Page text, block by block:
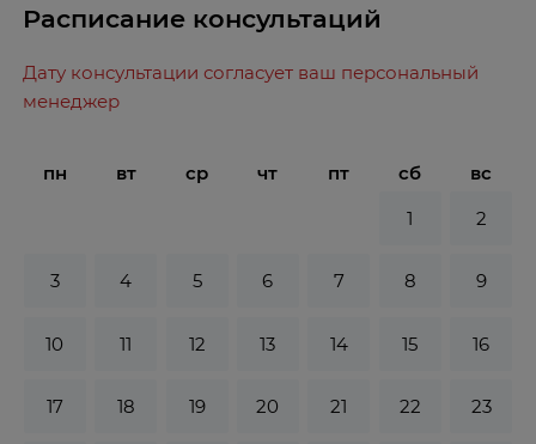
Расписание консультаций
Дату консультации согласует ваш персональный
менеджер
пн вт ср чт пт сб
вс
1
2
3 4 5 6 7 8 9
10 11 12 13 14 15 16
17 18 19 20 21 22 23